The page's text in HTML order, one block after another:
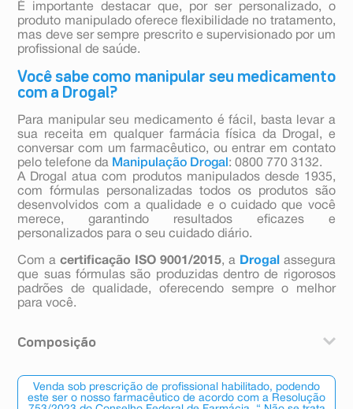
É importante destacar que, por ser personalizado, o
produto manipulado oferece flexibilidade no tratamento,
mas deve ser sempre prescrito e supervisionado por um
profissional de saúde.
Você sabe como manipular seu medicamento
com a Drogal?
Para manipular seu medicamento é fácil, basta levar a
sua receita em qualquer farmácia física da Drogal, e
conversar com um farmacêutico, ou entrar em contato
pelo telefone da Manipulação Drogal : 0800 770 3132.
A Drogal atua com produtos manipulados desde 1935,
com fórmulas personalizadas todos os produtos são
desenvolvidos com a qualidade e o cuidado que você
merece, garantindo resultados eficazes e
personalizados para o seu cuidado diário.
Com acertificação ISO 9001/2015, a Drogal
assegura
que suas fórmulas são produzidas dentro de rigorosos
padrões de qualidade, oferecendo sempre o melhor
para você.
Composição
Venda sob prescrição de profissional habilitado, podendo
este ser o nosso farmacêutico de acordo com a Resolução